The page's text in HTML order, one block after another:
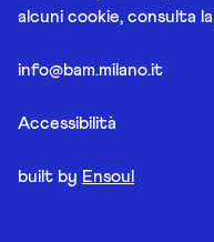
alcuni cookie, consulta
info@bam.milano.it
Accessibilità
built by Ensoul